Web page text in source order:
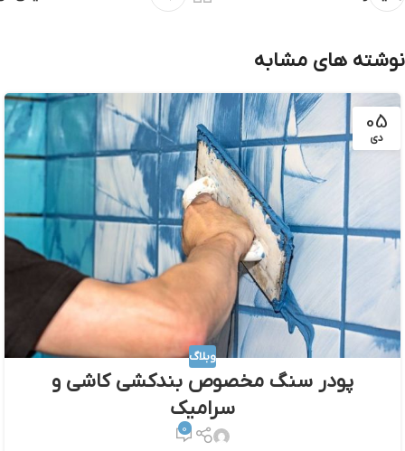
نوشته های مشابه
05
دی
وبلاگ
پودر سنگ مخصوص بندکشی کاشی و
سرامیک
0